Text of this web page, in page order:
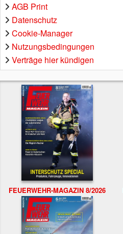
AGB Print
Datenschutz
Cookie-Manager
Nutzungsbedingungen
Verträge hier kündigen
FEUERWEHR-MAGAZIN 8/2026